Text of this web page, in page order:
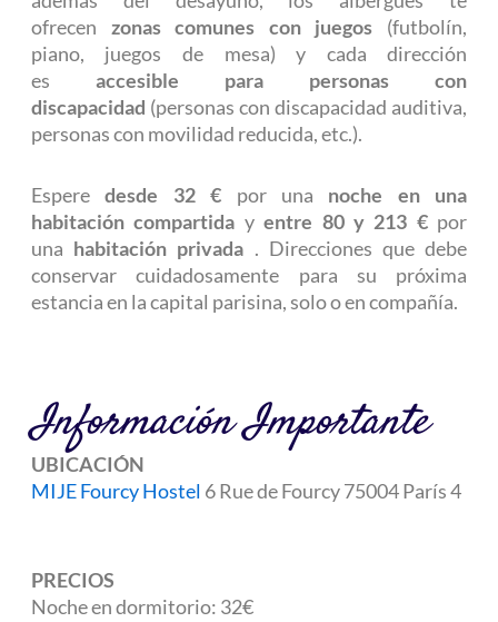
ofrecen zonas comunes con juegos (futbolín,
piano, juegos de mesa) y cada dirección
es accesible para personas con
discapacidad (personas con discapacidad auditiva,
personas con movilidad reducida, etc.).
Esperedesde 32 € por una noche en una
habitación compartida yentre 80 y 213 €por
una habitación privada . Direcciones que debe
conservar cuidadosamente para su próxima
estancia en la capital parisina, solo o en compañía.
Información Importante
UBICACIÓN
MIJE Fourcy Hostel 6 Rue de Fourcy 75004 París 4
PRECIOS
Noche en dormitorio: 32€